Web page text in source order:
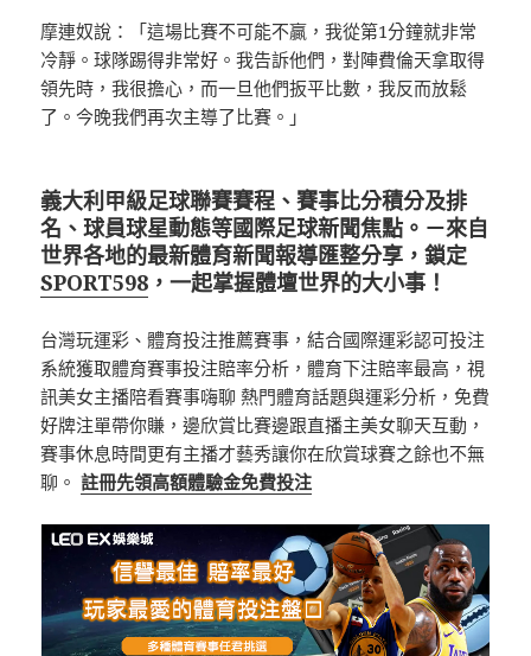
摩連奴說：「這場比賽不可能不贏，我從第1分鐘就非常
冷靜。球隊踢得非常好。我告訴他們，對陣費倫天拿取得
領先時，我很擔心，而一旦他們扳平比數，我反而放鬆
了。今晚我們再次主導了比賽。」
義大利甲級足球聯賽賽程、賽事比分積分及排
名、球員球星動態等國際足球新聞焦點。－來自
世界各地的最新體育新聞報導匯整分享，鎖定
SPORT598 ，一起掌握體壇世界的大小事！
台灣玩運彩、體育投注推薦賽事，結合國際運彩認可投注
系統獲取體育賽事投注賠率分析，體育下注賠率最高，視
訊美女主播陪看賽事嗨聊 熱門體育話題與運彩分析，免費
好牌注單帶你賺，邊欣賞比賽邊跟直播主美女聊天互動，
賽事休息時間更有主播才藝秀讓你在欣賞球賽之餘也不無
聊。註冊先領高額體驗金免費投注